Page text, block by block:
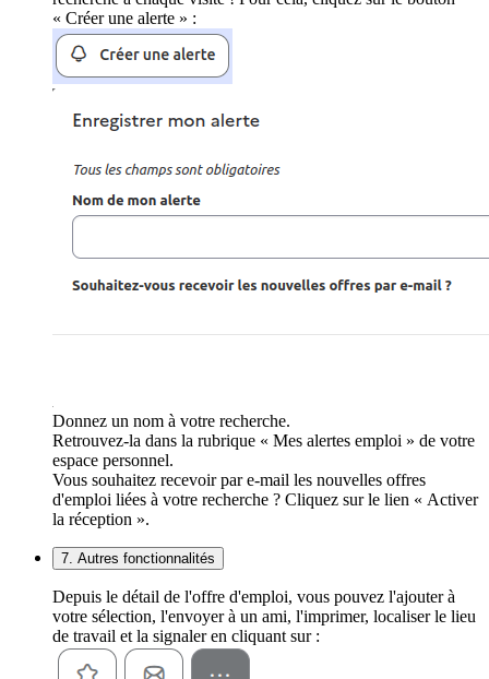
« Créer une alerte » :
Donnez un nom à votre recherche.
Retrouvez-la dans la rubrique « Mes alertes emploi » de votre
espace personnel.
Vous souhaitez recevoir par e-mail les nouvelles offres
d'emploi liées à votre recherche ? Cliquez sur le lien « Activer
la réception ».
7. Autres fonctionnalités
Depuis le détail de l'offre d'emploi, vous pouvez l'ajouter à
votre sélection, l'envoyer à un ami, l'imprimer, localiser le lieu
de travail et la signaler en cliquant sur :